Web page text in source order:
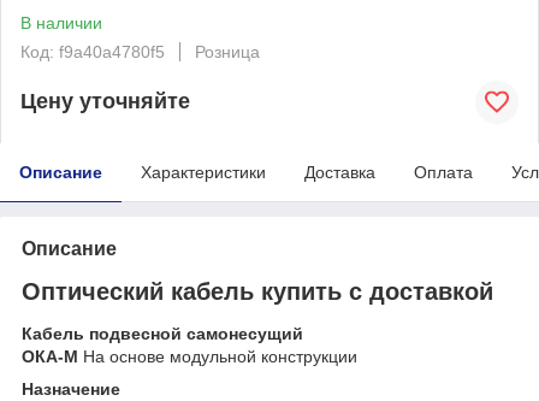
В наличии
Код: f9a40a4780f5
Розница
Цену уточняйте
Описание Характеристики Доставка Оплата
Описание
Оптический кабель купить с доставкой
Кабель подвесной самонесущий
ОКА-М На основе модульной конструкции
Назначение